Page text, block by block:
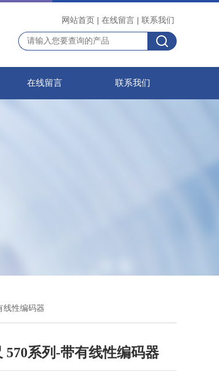
网站首页 | 在线留言 | 联系我们
在线留言 联系我们
线性编码器
570系列-带有线性编码器